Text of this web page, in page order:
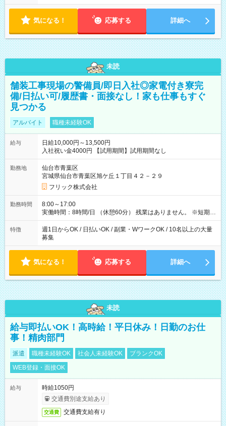
気になる！ 応募する 詳細へ
未読
舗装工事現場の警備員/即日入社◎家電付き寮完
備/日払い可/履歴書・面接なし！家も仕事もすぐ
見つかる
アルバイト 職種未経験OK
給与
日給10,000円～13,500円
入社祝い金4000円 【試用期間】試用期間なし
勤務地
仙台市青葉区
宮城県仙台市青葉区旭ケ丘１丁目４２－２９
フリック株式会社
勤務時間
8:00～17:00
実働時間：8時間/日 （休憩60分） 残業はありません。 ※短期の
募集は行っておりません。予めご了承くださいませ。
特徴
週1日からOK / 日払いOK / 副業・WワークOK / 10名以上の大量
募集
気になる！ 応募する 詳細へ
未読
給与即払いOK！高時給！平日休み！日勤のお仕
事！精肉部門
派遣 職種未経験OK 社会人未経験OK
ブランクOK
WEB登録・面接OK
給与
時給1050円
交通費別途支給あり
交通費 交通費支給有り